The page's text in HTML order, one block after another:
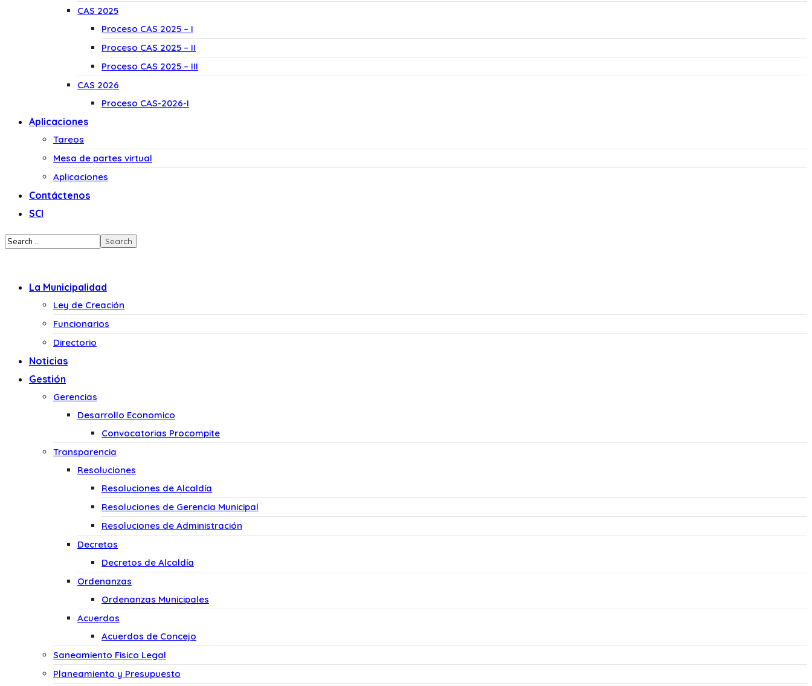
CAS 2025
Proceso CAS 2025 – I
Proceso CAS 2025 – II
Proceso CAS 2025 – III
CAS 2026
Proceso CAS-2026-I
Aplicaciones
Tareos
Mesa de partes virtual
Aplicaciones
Contáctenos
SCI
La Municipalidad
Ley de Creación
Funcionarios
Directorio
Noticias
Gestión
Gerencias
Desarrollo Economico
Convocatorias Procompite
Transparencia
Resoluciones
Resoluciones de Alcaldía
Resoluciones de Gerencia Municipal
Resoluciones de Administración
Decretos
Decretos de Alcaldía
Ordenanzas
Ordenanzas Municipales
Acuerdos
Acuerdos de Concejo
Saneamiento Fisico Legal
Planeamiento y Presupuesto